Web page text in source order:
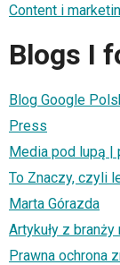
Content i
Blogs I
Blog Google
Press
Media pod lupą |
To Znaczy, czyli
Marta Górazda
Artykuły z
Prawna ochrona